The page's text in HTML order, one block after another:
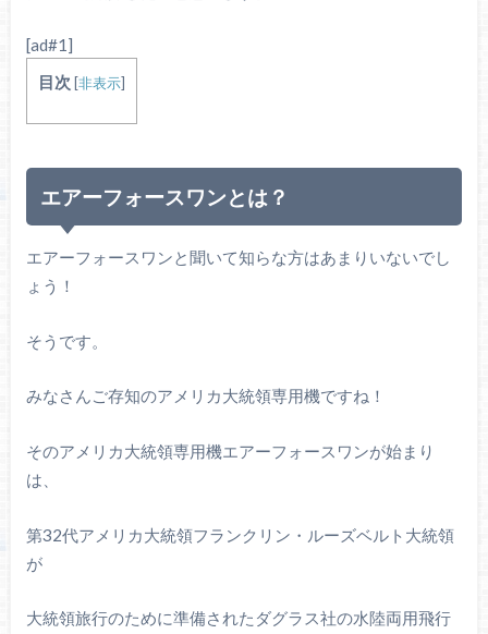
[ad#1]
目次 [非表示]
エアーフォースワンとは？
エアーフォースワンと聞いて知らな方はあまりいないでし
ょう！
そうです。
みなさんご存知のアメリカ大統領専用機ですね！
そのアメリカ大統領専用機エアーフォースワンが始まり
は、
第32代アメリカ大統領フランクリン・ルーズベルト大統領
が
大統領旅行のために準備されたダグラス社の水陸両用飛行